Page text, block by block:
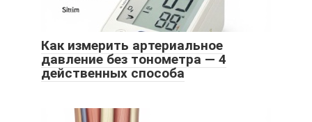
Как измерить артериальное
давление без тонометра — 4
действенных способа